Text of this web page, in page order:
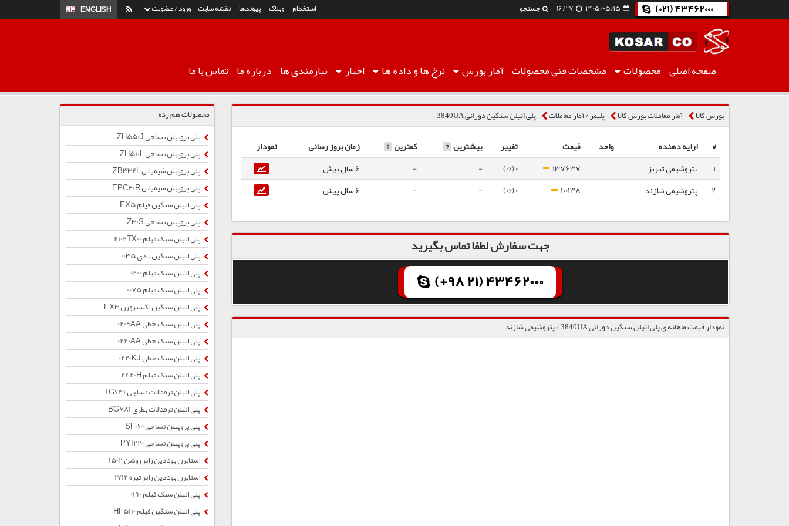
ورود / عضویت ENGLISH استخدام وبلاگ پیوندها نقشه سایت (021) 43462000
16:37 جستجو
صفحه اصلی محصولات مشخصات فنیمحصولات آماربورس نرخ هاو داده ها اخبار نیازمندی ها درباره ما تماس با ما پلی اتیلن سنگین دورانی 3840UA
بورس کالا آمار معاملات بورس کالا پلیمر / آمار معاملات پلی اتیلن سنگین دورانی 3840UA
# ارایه دهنده واحد قیمت تغییر بیشترین ? کمترین ? زمان بروز رسانی
نمودار
1
پتروشیمی تبریز 137637
0 (0%)
-
-
6 سال پیش
2
پتروشیمی شازند 100138
0 (0%)
-
- 6 سال پیش
جهت سفارش لطفا تماس بگیرید
(+98 21) 43462000
نمودار قیمت ماهانه ی پلی اتیلن سنگین دورانی 3840UA / پتروشیمی شازند
محصولات هم رده
پلی پروپیلن نساجی ZH550J
پلی پروپیلن نساجی ZH510L
پلی پروپیلن شیمیایی ZB332L
پلی پروپیلن شیمیایی EPC40R
پلی اتیلن سنگین فیلم EX5
پلی پروپیلن نساجی Z30S
پلی اتیلن سبک فیلم 2102TX00
پلی اتیلن سنگین بادی 0035
پلی اتیلن سبک فیلم 0200
پلی اتیلن سبک فیلم 0075
پلی اتیلن سنگین اکستروژن EX3
پلی اتیلن سبک خطی 0209AA
پلی اتیلن سبک خطی 0220AA
پلی اتیلن سبک خطی 0220KJ
پلی اتیلن سبک فیلم 2420H
پلی اتیلن ترفتالات نساجی TG641
پلی اتیلن ترفتالات بطری BG781
پلی پروپیلن نساجی SF060
پلی پروپیلن نساجی PYI220
استایرن بوتادین رابر روشن 1502
استایرن بوتادین رابر تیره 1712
پلی اتیلن سبک فیلم 0190
پلی اتیلن سنگین فیلم HF5110